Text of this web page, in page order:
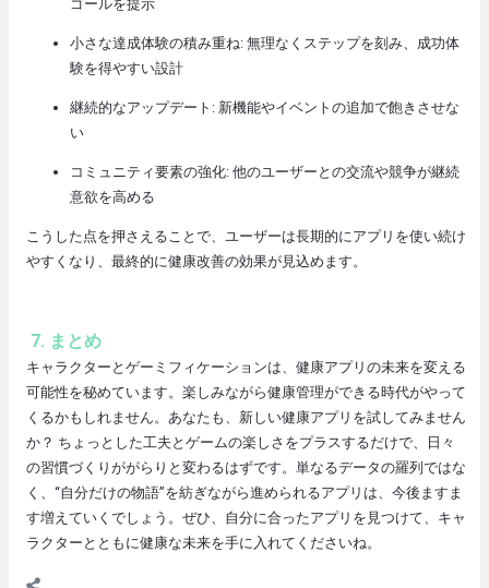
ゴールを提示
小さな達成体験の積み重ね: 無理なくステップを刻み、成功体
験を得やすい設計
継続的なアップデート: 新機能やイベントの追加で飽きさせな
い
コミュニティ要素の強化: 他のユーザーとの交流や競争が継続
意欲を高める
こうした点を押さえることで、ユーザーは長期的にアプリを使い続け
やすくなり、最終的に健康改善の効果が見込めます。
7. まとめ
キャラクターとゲーミフィケーションは、健康アプリの未来を変える
可能性を秘めています。楽しみながら健康管理ができる時代がやって
くるかもしれません。あなたも、新しい健康アプリを試してみません
か？ ちょっとした工夫とゲームの楽しさをプラスするだけで、日々
の習慣づくりががらりと変わるはずです。単なるデータの羅列ではな
く、“自分だけの物語”を紡ぎながら進められるアプリは、今後ますま
す増えていくでしょう。ぜひ、自分に合ったアプリを見つけて、キャ
ラクターとともに健康な未来を手に入れてくださいね。